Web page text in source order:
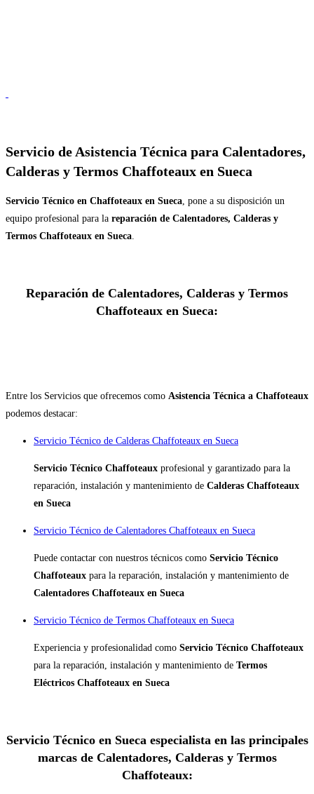
Servicio de Asistencia Técnica para Calentadores,
Calderas y Termos Chaffoteaux en Sueca
Servicio Técnico en Chaffoteaux en Sueca, pone a su disposición un
equipo profesional para la reparación de Calentadores, Calderas y
Termos Chaffoteaux en Sueca.
Reparación de Calentadores, Calderas y Termos
Chaffoteaux en Sueca:
Entre los Servicios que ofrecemos como Asistencia Técnica a Chaffoteaux
podemos destacar:
Servicio Técnico de Calderas Chaffoteaux en Sueca
Servicio Técnico Chaffoteaux profesional y garantizado para la
reparación, instalación y mantenimiento de Calderas Chaffoteaux
en Sueca
Servicio Técnico de Calentadores Chaffoteaux en Sueca
Puede contactar con nuestros técnicos como Servicio Técnico
Chaffoteaux para la reparación, instalación y mantenimiento de
Calentadores Chaffoteaux en Sueca
Servicio Técnico de Termos Chaffoteaux en Sueca
Experiencia y profesionalidad como Servicio Técnico Chaffoteaux
para la reparación, instalación y mantenimiento de Termos
Eléctricos Chaffoteaux en Sueca
Servicio Técnico en Sueca especialista en las principales
marcas de Calentadores, Calderas y Termos
Chaffoteaux: